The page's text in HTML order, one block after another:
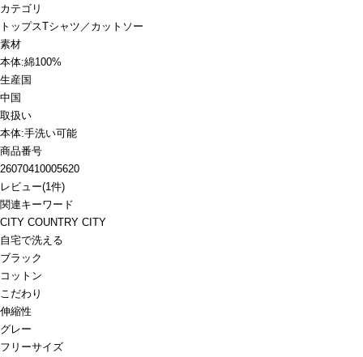
カテゴリ
トップスTシャツ／カットソー
素材
本体:綿100%
生産国
中国
取扱い
本体:手洗い可能
商品番号
26070410005620
レビュー(1件)
関連キーワード
CITY COUNTRY CITY
自宅で洗える
ブラック
コットン
こだわり
伸縮性
グレー
フリーサイズ